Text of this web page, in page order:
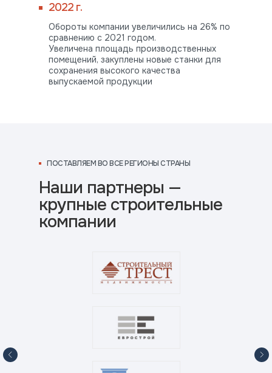
2022 г.
Обороты компании увеличились на 26% по
сравнению с 2021 годом.
Увеличена площадь производственных
помещений, закуплены новые станки для
сохранения высокого качества
выпускаемой продукции
Наши партнеры —
крупные строительные
компании
ПОСТАВЛЯЕМ
ВО ВСЕ РЕГИОНЫ СТРАНЫ
ПОСТАВЛЯЕМ ВО ВСЕ РЕГИОНЫ СТРАНЫ